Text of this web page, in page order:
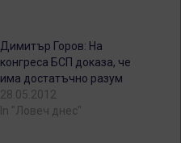
Димитър Горов: На
конгреса БСП доказа, че
има достатъчно разум
28.05.2012
In "Ловеч днес"